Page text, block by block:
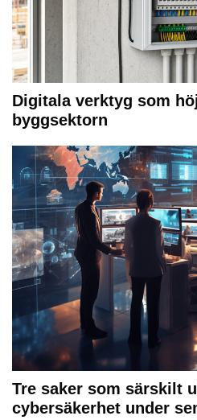
Digitala verktyg som
byggsektorn
Tre saker som särskilt
cybersäkerhet under